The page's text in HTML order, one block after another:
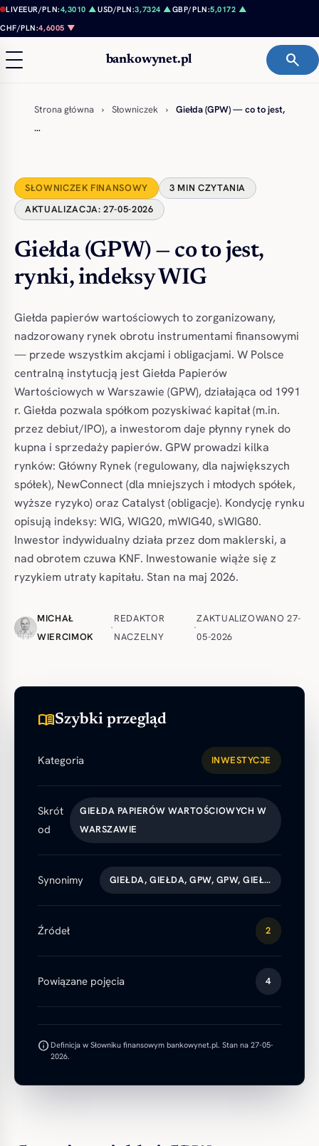
Przejdź do treści
LIVEEUR/PLN:4,3010 ▲USD/PLN:3,7324 ▲GBP/PLN:5,0172 ▲
CHF/PLN:4,6005 ▼
bankowynet.pl search
Strona główna › Słowniczek ›
Giełda (GPW) — co to jest,
…
SŁOWNICZEK FINANSOWY
3 MIN CZYTANIA
AKTUALIZACJA: 27-05-2026
Giełda (GPW) — co to jest,
rynki, indeksy WIG
Giełda papierów wartościowych to zorganizowany,
nadzorowany rynek obrotu instrumentami finansowymi
— przede wszystkim akcjami i obligacjami. W Polsce
centralną instytucją jest Giełda Papierów
Wartościowych w Warszawie (GPW), działająca od 1991
r. Giełda pozwala spółkom pozyskiwać kapitał (m.in.
przez debiut/IPO), a inwestorom daje płynny rynek do
kupna i sprzedaży papierów. GPW prowadzi kilka
rynków: Główny Rynek (regulowany, dla największych
spółek), NewConnect (dla mniejszych i młodych spółek,
wyższe ryzyko) oraz Catalyst (obligacje). Kondycję rynku
opisują indeksy: WIG, WIG20, mWIG40, sWIG80.
Inwestor indywidualny działa przez dom maklerski, a
nad obrotem czuwa KNF. Inwestowanie wiąże się z
ryzykiem utraty kapitału. Stan na maj 2026.
MICHAŁ
WIERCIMOK
·
REDAKTOR
NACZELNY
·
ZAKTUALIZOWANO 27-
05-2026
menu_bookSzybki przegląd
Kategoria INWESTYCJE
Skrót
od
GIEŁDA PAPIERÓW WARTOŚCIOWYCH W
WARSZAWIE
Synonimy GIEŁDA, GIEŁDA, GPW, GPW, GIEŁ…
Źródeł 2
Powiązane pojęcia 4
infoDefinicja w Słowniku finansowym bankowynet.pl. Stan na 27-05-
2026.